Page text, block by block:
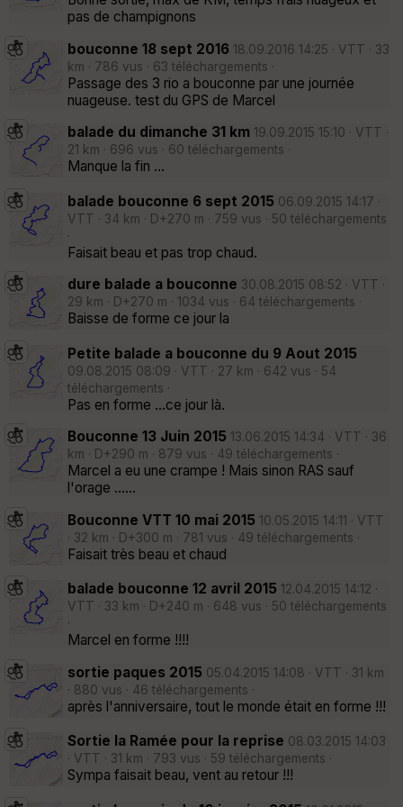
pas de champignons
bouconne 18 sept 2016 18.09.2016 14:25 · VTT · 33
km · 786 vus · 63 téléchargements ·
Passage des 3 rio a bouconne par une journée
nuageuse. test du GPS de Marcel
balade du dimanche 31 km 19.09.2015 15:10 · VTT ·
21 km · 696 vus · 60 téléchargements ·
Manque la fin ...
balade bouconne 6 sept 2015 06.09.2015 14:17 ·
VTT · 34 km · D+270 m · 759 vus · 50 téléchargements
·
Faisait beau et pas trop chaud.
dure balade a bouconne 30.08.2015 08:52 · VTT ·
29 km · D+270 m · 1034 vus · 64 téléchargements ·
Baisse de forme ce jour la
Petite balade a bouconne du 9 Aout 2015
09.08.2015 08:09 · VTT · 27 km · 642 vus · 54
téléchargements ·
Pas en forme ...ce jour là.
Bouconne 13 Juin 2015 13.06.2015 14:34 · VTT · 36
km · D+290 m · 879 vus · 49 téléchargements ·
Marcel a eu une crampe ! Mais sinon RAS sauf
l'orage ......
Bouconne VTT 10 mai 2015 10.05.2015 14:11 · VTT
· 32 km · D+300 m · 781 vus · 49 téléchargements ·
Faisait très beau et chaud
balade bouconne 12 avril 2015 12.04.2015 14:12 ·
VTT · 33 km · D+240 m · 648 vus · 50 téléchargements
·
Marcel en forme !!!!
sortie paques 2015 05.04.2015 14:08 · VTT · 31 km
· 880 vus · 46 téléchargements ·
après l'anniversaire, tout le monde était en forme !!!
Sortie la Ramée pour la reprise 08.03.2015 14:03
· VTT · 31 km · 793 vus · 59 téléchargements ·
Sympa faisait beau, vent au retour !!!